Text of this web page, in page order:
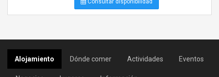
Alojamiento Dónde comer Actividades Eventos